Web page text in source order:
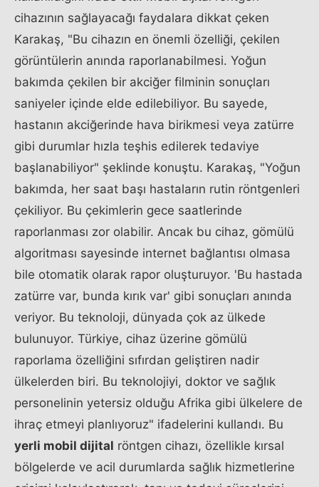
cihazının sağlayacağı faydalara dikkat çeken
Karakaş, "Bu cihazın en önemli özelliği, çekilen
görüntülerin anında raporlanabilmesi. Yoğun
bakımda çekilen bir akciğer filminin sonuçları
saniyeler içinde elde edilebiliyor. Bu sayede,
hastanın akciğerinde hava birikmesi veya zatürre
gibi durumlar hızla teşhis edilerek tedaviye
başlanabiliyor" şeklinde konuştu. Karakaş, "Yoğun
bakımda, her saat başı hastaların rutin röntgenleri
çekiliyor. Bu çekimlerin gece saatlerinde
raporlanması zor olabilir. Ancak bu cihaz, gömülü
algoritması sayesinde internet bağlantısı olmasa
bile otomatik olarak rapor oluşturuyor. 'Bu hastada
zatürre var, bunda kırık var' gibi sonuçları anında
veriyor. Bu teknoloji, dünyada çok az ülkede
bulunuyor. Türkiye, cihaz üzerine gömülü
raporlama özelliğini sıfırdan geliştiren nadir
ülkelerden biri. Bu teknolojiyi, doktor ve sağlık
personelinin yetersiz olduğu Afrika gibi ülkelere de
ihraç etmeyi planlıyoruz" ifadelerini kullandı. Bu
yerli mobil dijital röntgen cihazı, özellikle kırsal
bölgelerde ve acil durumlarda sağlık hizmetlerine